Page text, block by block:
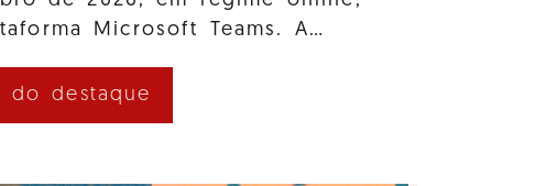
Microsoft Teams. A…
do destaque